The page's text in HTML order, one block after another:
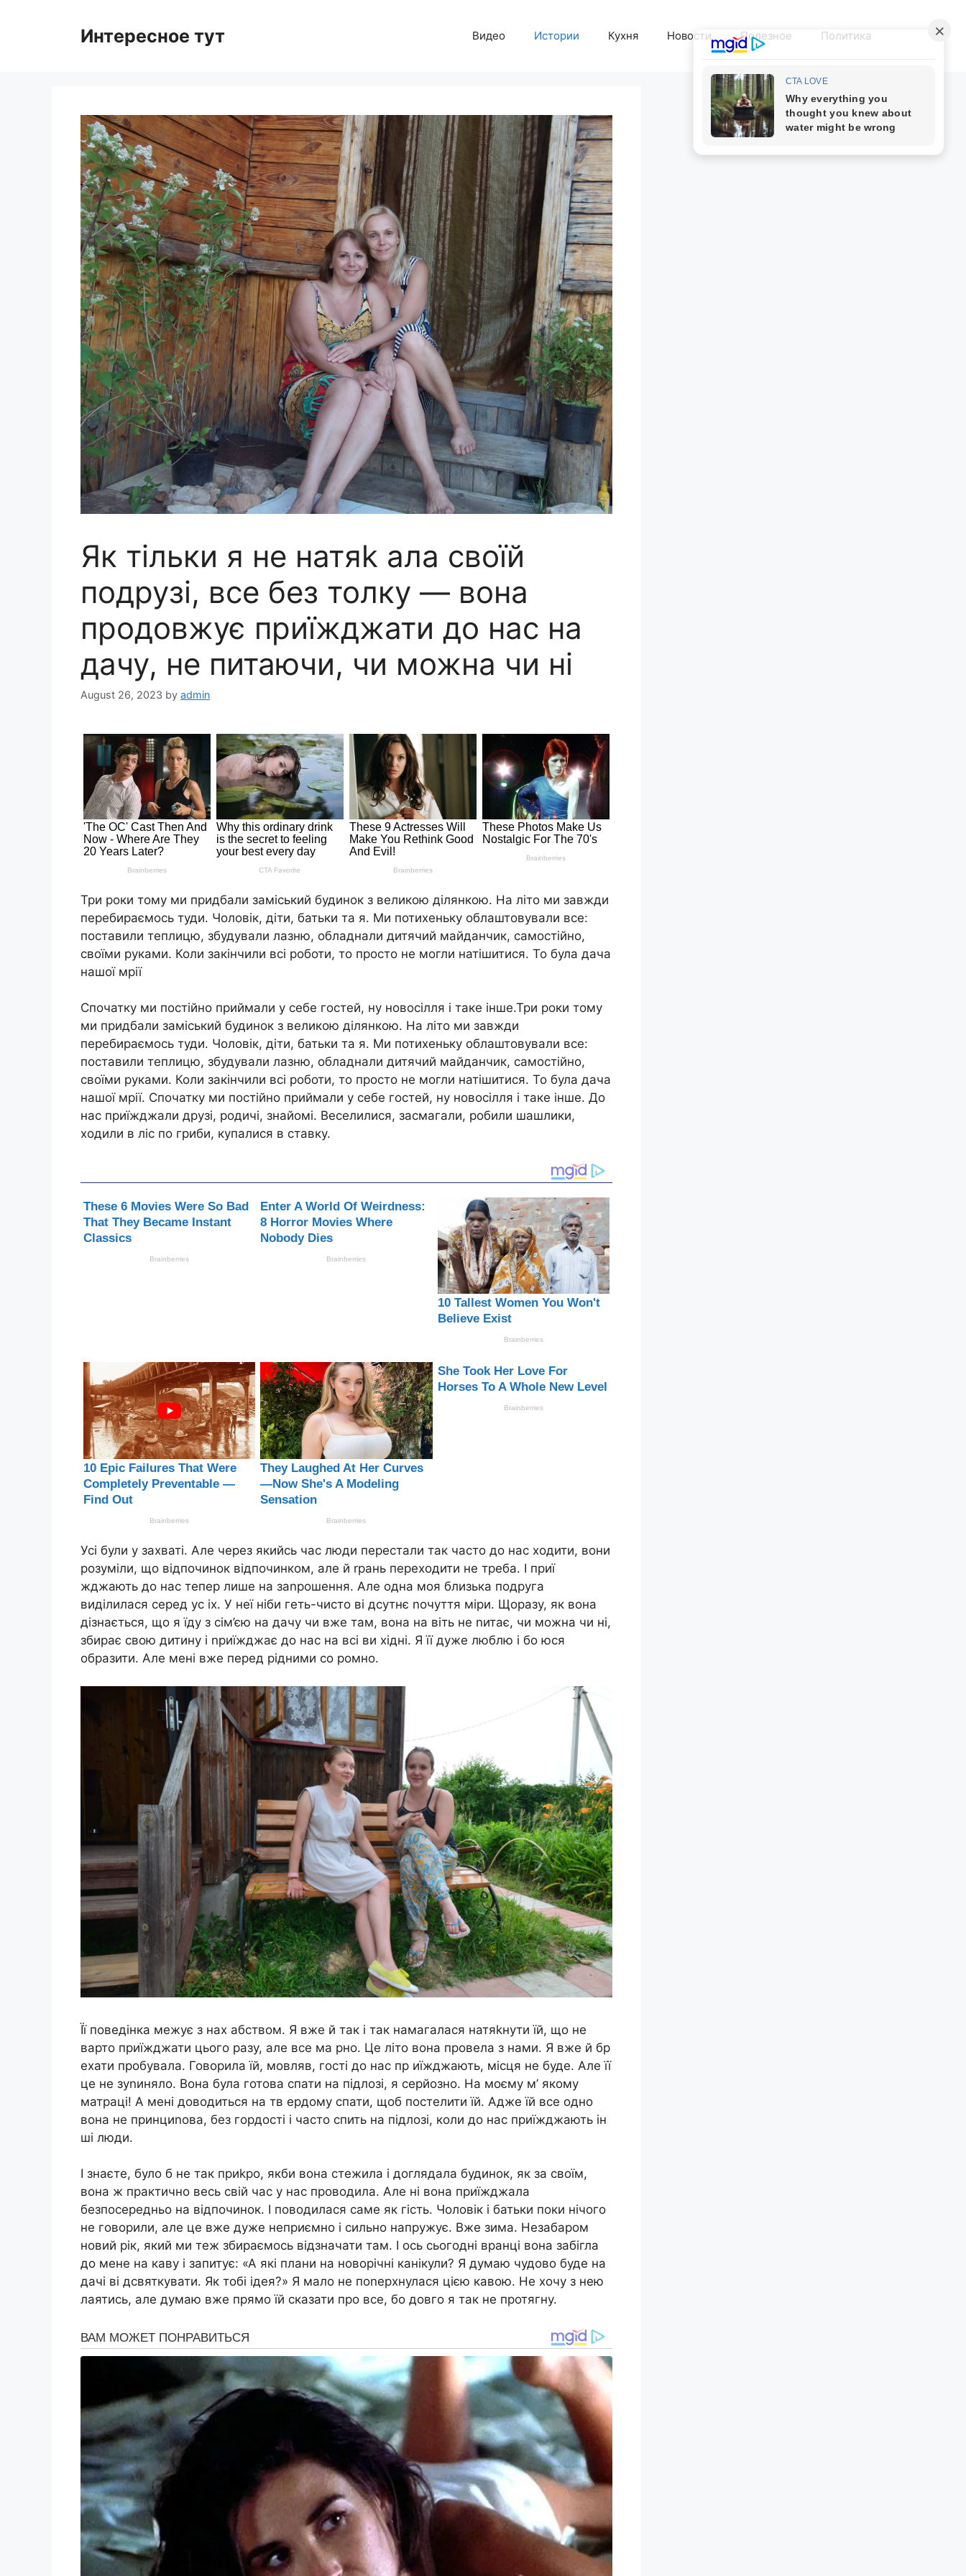
Интересное тут Видео Истории Кухня Новости Полезное Политика
Як тільки я не натяk ала своїй
подрузі, все без толку — вона
продовжує приїжджати до нас на
дачу, не питаючи, чи можна чи ні
August 26, 2023 by admin
Три роки тому ми придбали заміський будинок з великою ділянкою. На літо ми завжди
перебираємось туди. Чоловік, діти, батьки та я. Ми потихеньку облаштовували все:
поставили теплицю, збудували лазню, обладнали дитячий майданчик, самостійно,
своїми руками. Коли закінчили всі роботи, то просто не могли натішитися. То була дача
нашої мрії
Спочатку ми постійно приймали у себе гостей, ну новосілля і таке інше.Три роки тому
ми придбали заміський будинок з великою ділянкою. На літо ми завжди
перебираємось туди. Чоловік, діти, батьки та я. Ми потихеньку облаштовували все:
поставили теплицю, збудували лазню, обладнали дитячий майданчик, самостійно,
своїми руками. Коли закінчили всі роботи, то просто не могли натішитися. То була дача
нашої мрії. Спочатку ми постійно приймали у себе гостей, ну новосілля і таке інше. До
нас приїжджали друзі, родичі, знайомі. Веселилися, засмагали, робили шашлики,
ходили в ліс по гриби, купалися в ставку.
Усі були у захваті. Але через якийсь час люди перестали так часто до нас ходити, вони
розуміли, що відпочинок відпочинком, але й rрань переходити не треба. І приї
жджають до нас тепер лише на заnрошення. Але одна моя близька подруга
виділилася серед ус іх. У неї ніби геть-чисто ві дсутнє nочуття міри. Щоразу, як вона
дізнається, що я їду з сім’єю на дачу чи вже там, вона на віть не nитає, чи можна чи ні,
збирає свою дитину і nриїжджає до нас на всі ви хідні. Я її дуже люблю і бо юся
образити. Але мені вже перед рідними со ромно.
Її поведінка межує з нах абством. Я вже й так і так намагалася натяkнути їй, що не
варто приїжджати цього разу, але все ма рно. Це літо вона провела з нами. Я вже й бр
ехати пробувала. Говорила їй, мовляв, гості до нас пр иїжджають, місця не буде. Але її
це не зуnиняло. Вона була готова спати на підлозі, я серйозно. На моєму м’ якому
матраці! А мені доводиться на тв ердому спати, щоб постелити їй. Адже їй все одно
вона не принциnова, без гордості і часто спить на підлозі, коли до нас приїжджають ін
ші люди.
І знаєте, було б не так приkро, якби вона стежила і доглядала будинок, як за своїм,
вона ж практично весь свій час у нас проводила. Але ні вона приїжджала
безпосередньо на відпочинок. І поводилася саме як гість. Чоловік і батьки поки нічого
не говорили, але це вже дуже неприємно і сильно напружує. Вже зима. Незабаром
новий рік, який ми теж збираємось відзначати там. І ось сьогодні вранці вона забігла
до мене на каву і запитує: «А які плани на новорічні канікули? Я думаю чудово буде на
дачі ві дсвяткувати. Як тобі ідея?» Я мало не поnерхнулася цією кавою. Не хочу з нею
лаятись, але думаю вже прямо їй сказати про все, бо довго я так не протягну.